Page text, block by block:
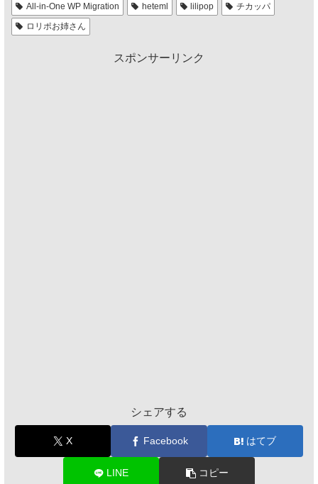
All-in-One WP Migration heteml lilipop
チカッパ
ロリポお姉さん
スポンサーリンク
シェアする
X Facebook はてブ
LINE コピー